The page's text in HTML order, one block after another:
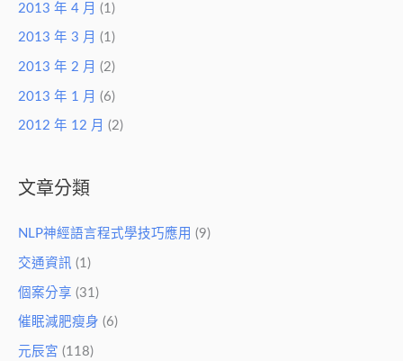
2013 年 4 月 (1)
2013 年 3 月 (1)
2013 年 2 月 (2)
2013 年 1 月 (6)
2012 年 12 月 (2)
文章分類
NLP神經語言程式學技巧應用 (9)
交通資訊 (1)
個案分享 (31)
催眠減肥瘦身 (6)
元辰宮 (118)